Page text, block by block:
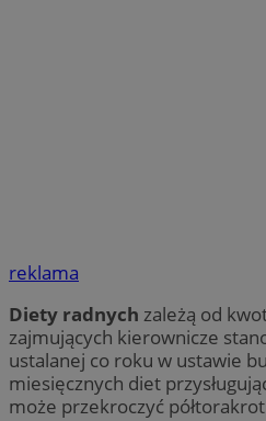
reklama
Diety radnych zależą od
zajmujących kierownicze
ustalanej co roku w ustawie
miesięcznych diet
może przekroczyć